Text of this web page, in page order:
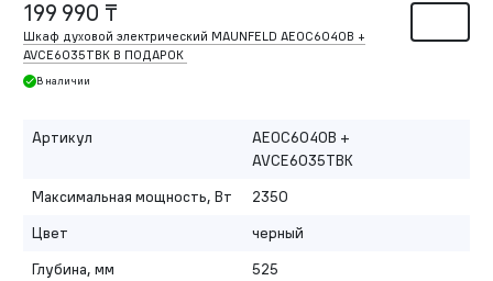
199 990 ₸
Шкаф духовой электрический MAUNFELD AEOC6040B +
AVCE6035TBK В ПОДАРОК
В наличии
Артикул
AEOC6040B +
AVCE6035TBK
Максимальная мощность, Вт
2350
Цвет
черный
Глубина, мм
525